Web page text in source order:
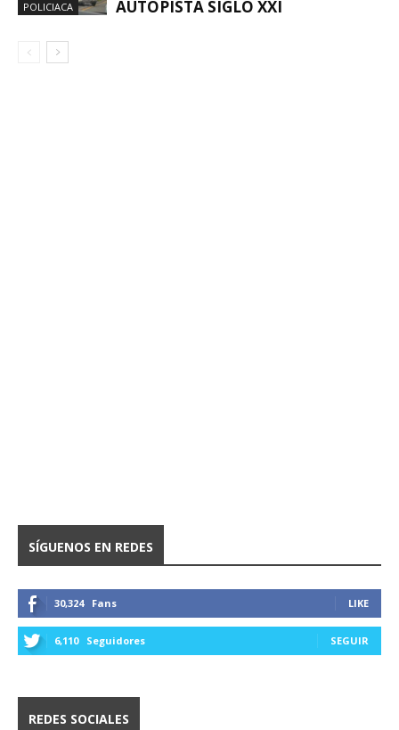
POLICIACA AUTOPISTA SIGLO XXI
SÍGUENOS EN REDES
30,324 Fans LIKE
6,110 Seguidores SEGUIR
REDES SOCIALES